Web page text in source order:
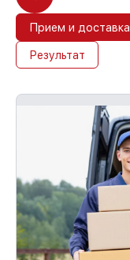
Прием и доставка
Результат